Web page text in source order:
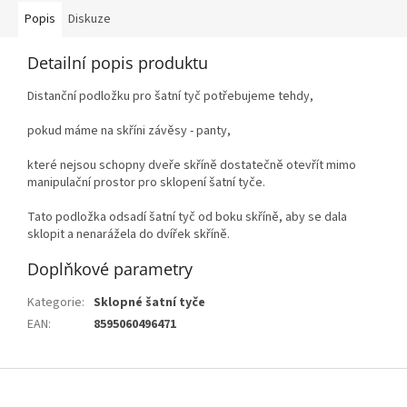
Popis Diskuze
Detailní popis produktu
Distanční podložku pro šatní tyč potřebujeme tehdy,
pokud máme na skříni závěsy - panty,
které nejsou schopny dveře skříně dostatečně otevřít mimo
manipulační prostor pro sklopení šatní tyče.
Tato podložka odsadí šatní tyč od boku skříně, aby se dala
sklopit a nenarážela do dvířek skříně.
Doplňkové parametry
Kategorie: Sklopné šatní tyče
EAN: 8595060496471
Z